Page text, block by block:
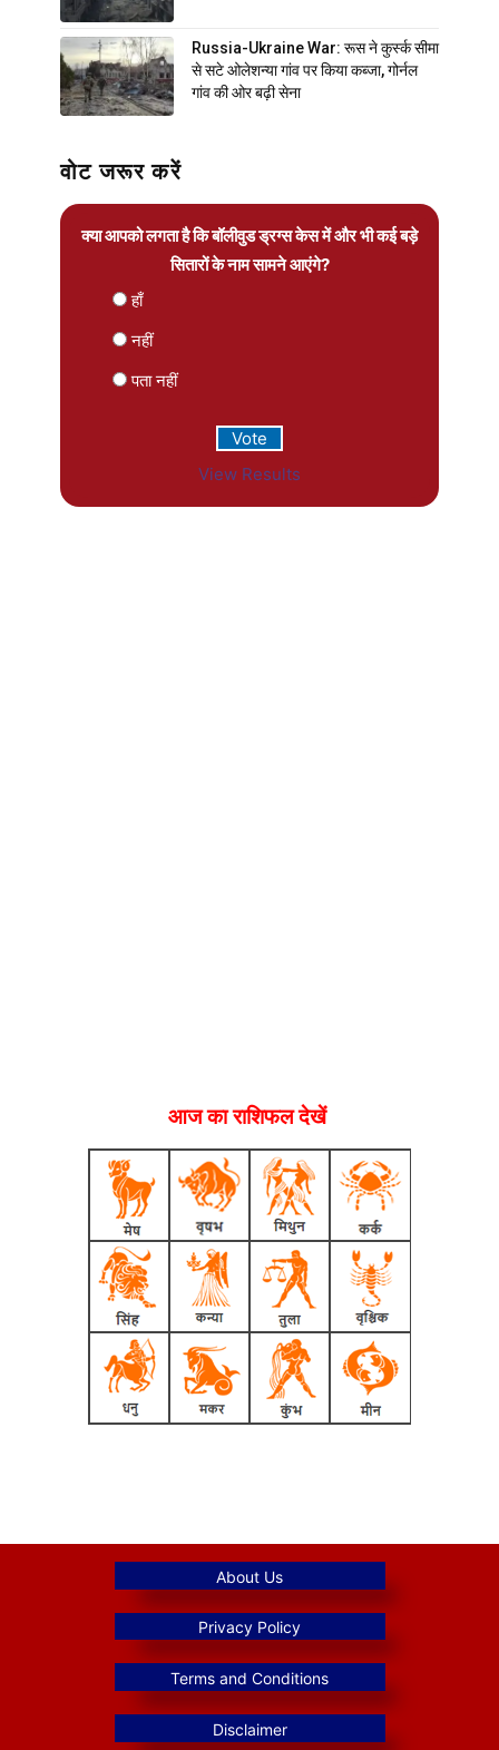
Russia-Ukraine War: रूस ने कुर्स्क सीमा
से सटे ओलेशन्या गांव पर किया कब्जा, गोर्नल
गांव की ओर बढ़ी सेना
वोट जरूर करें
क्या आपको लगता है कि बॉलीवुड ड्रग्स केस में और भी कई बड़े
सितारों के नाम सामने आएंगे?
हाँ
नहीं
पता नहीं
View Results
आज का राशिफल देखें